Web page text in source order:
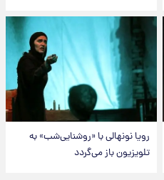
رویا نونهالی با «روشنایی‌شب» به
تلویزیون باز می‌گردد